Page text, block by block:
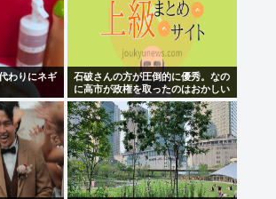
わりにネギ
石破さんの方が圧倒的に優秀。なの
に高市が政権を取ったのはおかしい